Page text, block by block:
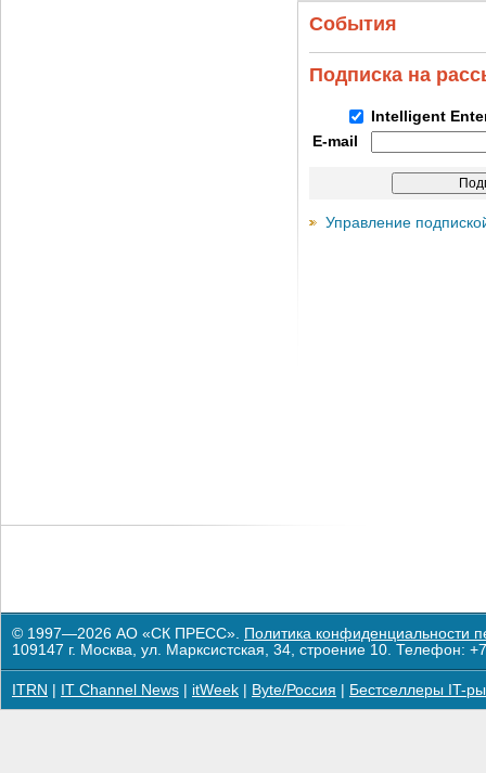
События
Подписка на
Intelligent
E-mail
Управление
© 1997—2026 АО «СК ПРЕСС». Политика конфиденциальности
109147 г. Москва, ул. Марксистская, 34, строение 10. Телефон:
ITRN IT Channel News itWeek Byte/Россия Бестселлеры IT-